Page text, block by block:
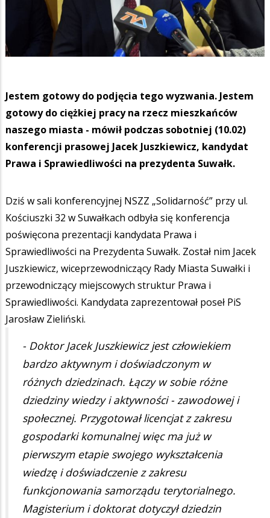
Jestem gotowy do podjęcia tego wyzwania. Jestem
gotowy do ciężkiej pracy na rzecz mieszkańców
naszego miasta - mówił podczas sobotniej (10.02)
konferencji prasowej Jacek Juszkiewicz, kandydat
Prawa i Sprawiedliwości na prezydenta Suwałk.
Dziś w sali konferencyjnej NSZZ „Solidarność” przy ul.
Kościuszki 32 w Suwałkach odbyła się konferencja
poświęcona prezentacji kandydata Prawa i
Sprawiedliwości na Prezydenta Suwałk. Został nim Jacek
Juszkiewicz, wiceprzewodniczący Rady Miasta Suwałki i
przewodniczący miejscowych struktur Prawa i
Sprawiedliwości. Kandydata zaprezentował poseł PiS
Jarosław Zieliński.
- Doktor Jacek Juszkiewicz jest człowiekiem
bardzo aktywnym i doświadczonym w
różnych dziedzinach. Łączy w sobie różne
dziedziny wiedzy i aktywności - zawodowej i
społecznej. Przygotował licencjat z zakresu
gospodarki komunalnej więc ma już w
pierwszym etapie swojego wykształcenia
wiedzę i doświadczenie z zakresu
funkcjonowania samorządu terytorialnego.
Magisterium i doktorat dotyczył dziedzin